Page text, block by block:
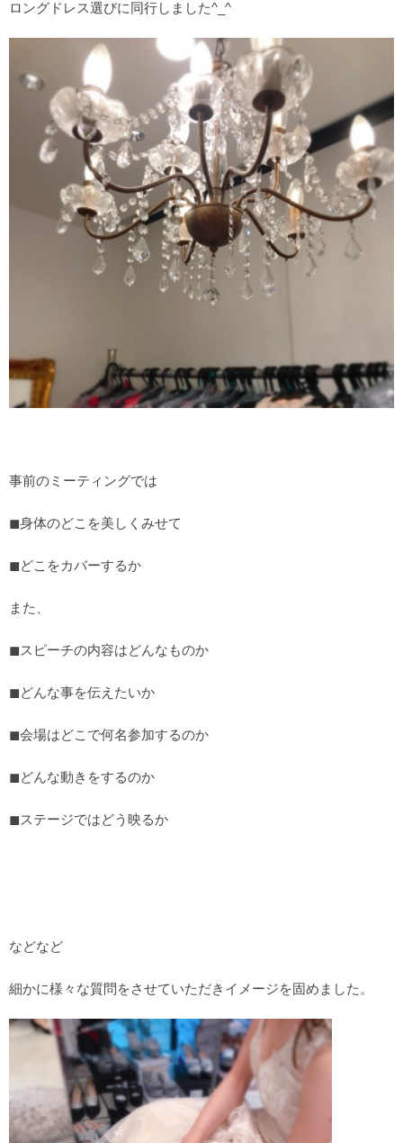
ロングドレス選びに同行しました^_^
事前のミーティングでは
◼︎身体のどこを美しくみせて
◼︎どこをカバーするか
また、
◼︎スピーチの内容はどんなものか
◼︎どんな事を伝えたいか
◼︎会場はどこで何名参加するのか
◼︎どんな動きをするのか
◼︎ステージではどう映るか
などなど
細かに様々な質問をさせていただきイメージを固めました。